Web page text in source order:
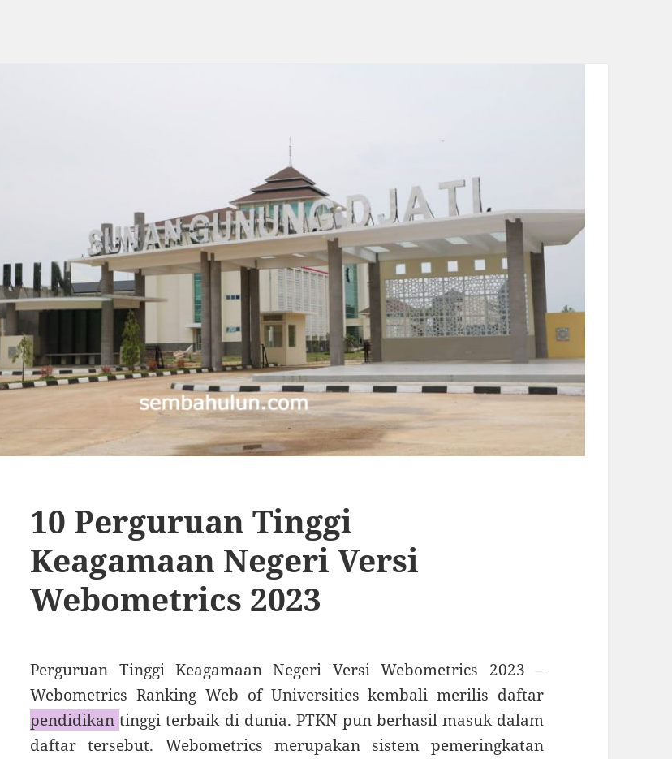
10 Perguruan Tinggi
Keagamaan Negeri Versi
Webometrics 2023
Perguruan Tinggi Keagamaan Negeri Versi Webometrics 2023 –
Webometrics Ranking Web of Universities kembali merilis daftar
pendidikantinggi terbaik di dunia. PTKN pun berhasil masuk dalam
daftar tersebut. Webometrics merupakan sistem pemeringkatan